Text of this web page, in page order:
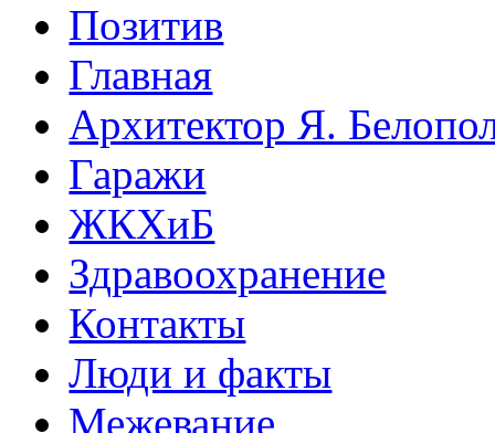
Позитив
Главная
Архитектор Я.
Гаражи
ЖКХиБ
Здравоохранение
Контакты
Люди и факты
Межевание